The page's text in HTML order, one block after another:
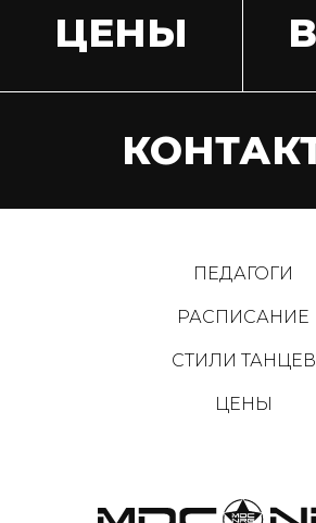
ЦЕНЫ
ПЕДАГОГИ
РАСПИСАНИЕ
СТИЛИ ТАНЦЕВ
ЦЕНЫ